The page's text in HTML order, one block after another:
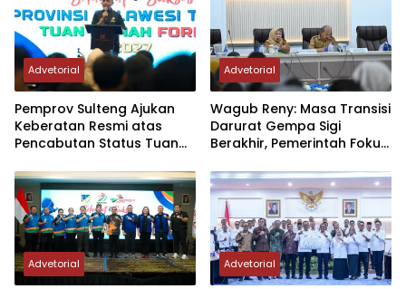
Advetorial
Pemprov Sulteng Ajukan
Keberatan Resmi atas
Pencabutan Status Tuan
2027
Advetorial
Wagub Reny: Masa Transisi
Darurat Gempa Sigi
Berakhir, Pemerintah Fokus
Advetorial Advetorial